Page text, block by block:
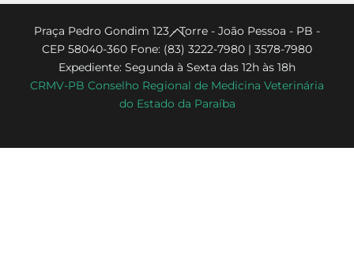
Back
To
Top
Praça Pedro Gondim 123 - Torre - João Pessoa - PB -
CEP 58040-360 Fone: (83) 3222-7980 | 3578-7980
Expediente: Segunda à Sexta das 12h às 18h
CRMV-PB Conselho Regional de Medicina Veterinária
do Estado da Paraíba